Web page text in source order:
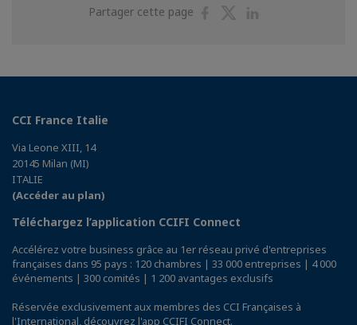
Partager cette page
PartagerPartager
CCI France Italie
Via Leone XIII, 14
20145 Milan (MI)
ITALIE
(Accéder au plan)
Téléchargez l’application CCIFI Connect
Accélérez votre business grâce au 1er réseau privé d'entreprises
françaises dans 95 pays : 120 chambres | 33 000 entreprises | 4 000
événements | 300 comités | 1 200 avantages exclusifs
Réservée exclusivement aux membres des CCI Françaises à
l'International, découvrez l'app CCIFI Connect.